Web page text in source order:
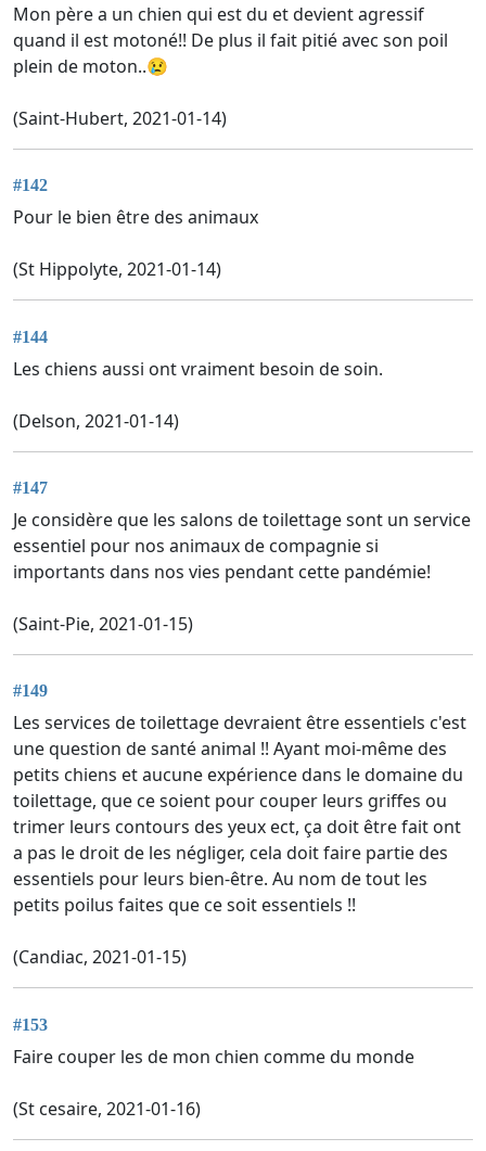
Mon père a un chien qui est du et devient agressif
quand il est motoné!! De plus il fait pitié avec son poil
plein de moton..😢
(Saint-Hubert, 2021-01-14)
#142
Pour le bien être des animaux
(St Hippolyte, 2021-01-14)
#144
Les chiens aussi ont vraiment besoin de soin.
(Delson, 2021-01-14)
#147
Je considère que les salons de toilettage sont un service
essentiel pour nos animaux de compagnie si
importants dans nos vies pendant cette pandémie!
(Saint-Pie, 2021-01-15)
#149
Les services de toilettage devraient être essentiels c'est
une question de santé animal !! Ayant moi-même des
petits chiens et aucune expérience dans le domaine du
toilettage, que ce soient pour couper leurs griffes ou
trimer leurs contours des yeux ect, ça doit être fait ont
a pas le droit de les négliger, cela doit faire partie des
essentiels pour leurs bien-être. Au nom de tout les
petits poilus faites que ce soit essentiels !!
(Candiac, 2021-01-15)
#153
Faire couper les de mon chien comme du monde
(St cesaire, 2021-01-16)